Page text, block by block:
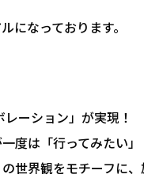
になっております。
レーション」が実現！
度は「行ってみたい
世界観をモチーフに